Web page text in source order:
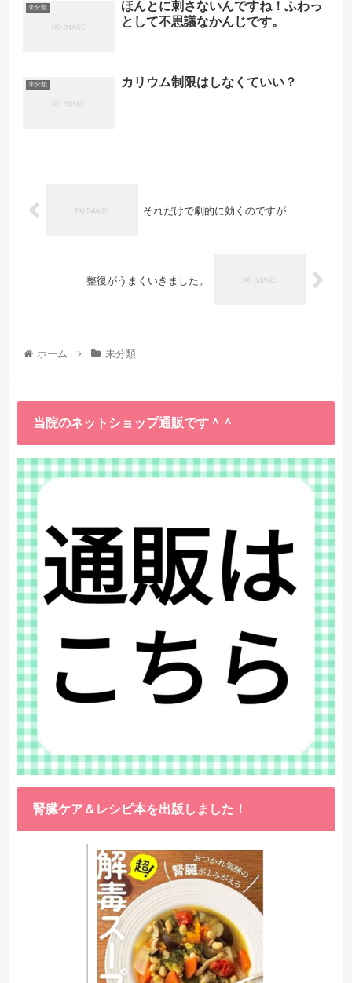
未分類
ほんとに刺さないんですね！ふわっ
として不思議なかんじです。
未分類 カリウム制限はしなくていい？
それだけで劇的に効くのですが
整復がうまくいきました。
ホーム 未分類
当院のネットショップ通販です＾＾
腎臓ケア＆レシピ本を出版しました！